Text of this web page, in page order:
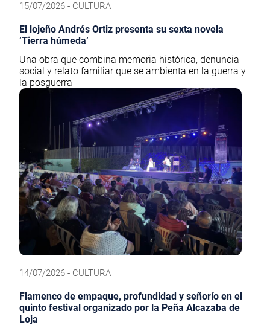
15/07/2026 - CULTURA
El lojeño Andrés Ortiz presenta su sexta novela
‘Tierra húmeda’
Una obra que combina memoria histórica, denuncia
social y relato familiar que se ambienta en la guerra y
la posguerra
14/07/2026 - CULTURA
Flamenco de empaque, profundidad y señorío en el
quinto festival organizado por la Peña Alcazaba de
Loja